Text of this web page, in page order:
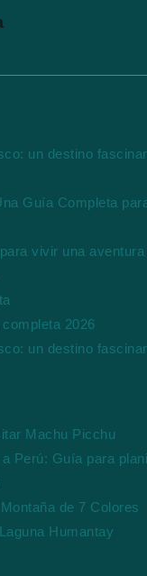
un destino
Guía Completa
vivir una aventura
2026
un destino
Machu Picchu
Perú: Guía para
de 7 Colores
Humantay